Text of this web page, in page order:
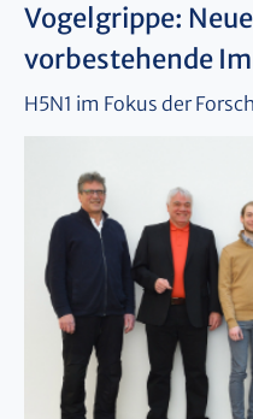
Vogelgrippe:
vorbestehende
H5N1 im Fokus der